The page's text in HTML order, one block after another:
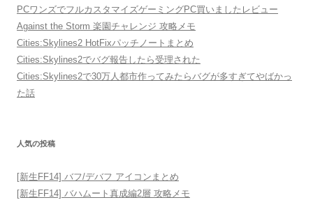
PCワンズでフルカスタマイズゲーミングPC買いましたレビュー
Against the Storm 楽園チャレンジ 攻略メモ
Cities:Skylines2 HotFixパッチノートまとめ
Cities:Skylines2でバグ報告したら受理された
Cities:Skylines2で30万人都市作ってみたらバグが多すぎてやばかっ
た話
人気の投稿
[新生FF14] バフ/デバフ アイコンまとめ
[新生FF14] バハムート真成編2層 攻略メモ